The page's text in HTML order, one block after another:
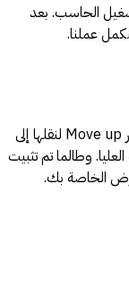
الحاسب. بعد
عملنا.
حدد اللغة التي تريد استخدامها وانقر على زر Move up لنقلها إلى
وطالما تم تثبيت
الخاصة بك.